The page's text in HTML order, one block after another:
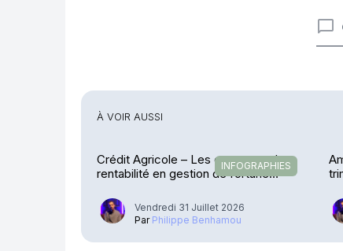
À VOIR AUSSI
INFOGRAPHIES
Crédit Agricole – Les encours et la
rentabilité en gestion de fortune
Vendredi 31 Juillet 2026
Par Philippe Benhamou